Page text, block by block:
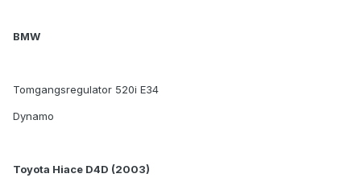
BMW
Tomgangsregulator 520i E34
Dynamo
Toyota Hiace D4D (2003)